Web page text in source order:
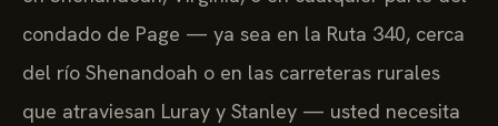
condado de Page — ya sea en la Ruta 340, cerca
del río Shenandoah o en las carreteras rurales
que atraviesan Luray y Stanley — usted necesita